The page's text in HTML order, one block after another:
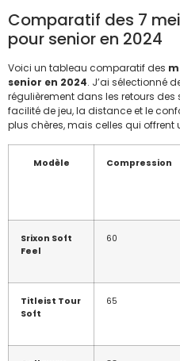
Comparatif des 7
pour senior en 2024
Voici un tableau comparatif des
senior en 2024. J’ai sélectionné
régulièrement dans les retours
facilité de jeu, la distance et le
plus chères, mais celles qui offrent
Modèle Compression
Srixon Soft
Feel
60
Titleist Tour
Soft
65